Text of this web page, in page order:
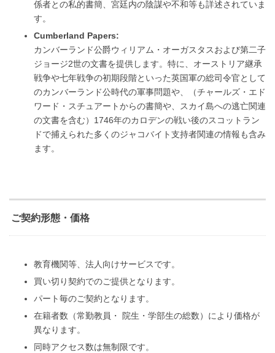
係者との私的書簡、宮廷内の陰謀や不和等も詳述されていま
す。
Cumberland Papers:
カンバーランド公爵ウィリアム・オーガスタスおよび第二子
ジョージ2世の文書を提供します。特に、オーストリア継承
戦争や七年戦争の初期段階といった英国軍の総司令官として
のカンバーランド公時代の軍事問題や、（チャールズ・エド
ワード・スチュアートからの書簡や、スカイ島への逃亡関連
の文書を含む）1746年のカロデンの戦い後のスコットラン
ドで捕えられた多くのジャコバイト支持者関連の情報も含み
ます。
ご契約形態・価格
教育機関等、法人向けサービスです。
買い切り契約でのご提供となります。
パート毎のご契約となります。
在籍者数（常勤教員・ 院生・学部生の総数）により価格が
異なります。
同時アクセス数は無制限です。